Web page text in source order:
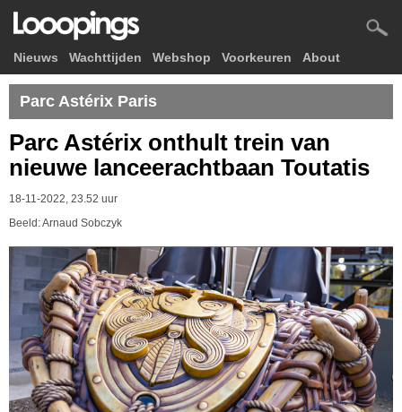
Nieuws Wachttijden Webshop Voorkeuren About
Parc Astérix Paris
Parc Astérix onthult trein van
nieuwe lanceerachtbaan Toutatis
18-11-2022, 23.52 uur
Beeld: Arnaud Sobczyk